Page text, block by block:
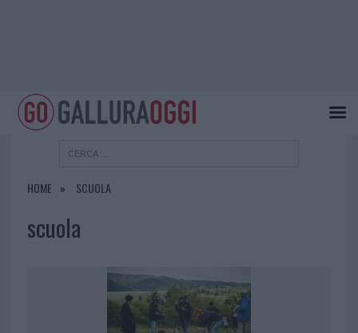
HOME SCUOLA
scuola